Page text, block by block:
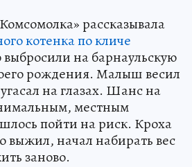
рассказывала
котенка по кличе
выбросили на барнаульскую
рождения. Малыш весил
на глазах. Шанс на
местным
пойти на риск. Кроха
выжил, начал набирать вес
заново.